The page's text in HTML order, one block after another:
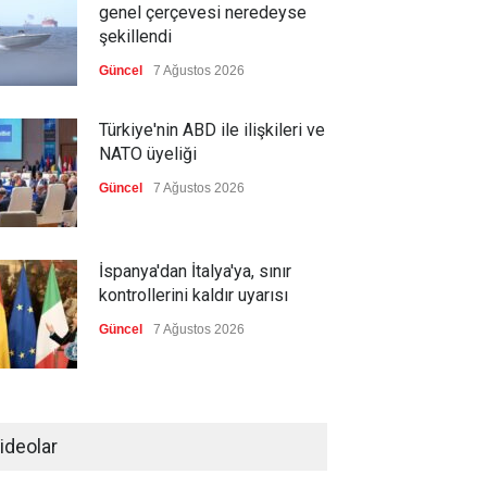
genel çerçevesi neredeyse
şekillendi
Güncel 7 Ağustos 2026
Türkiye'nin ABD ile ilişkileri ve
NATO üyeliği
Güncel 7 Ağustos 2026
İspanya'dan İtalya'ya, sınır
kontrollerini kaldır uyarısı
Güncel 7 Ağustos 2026